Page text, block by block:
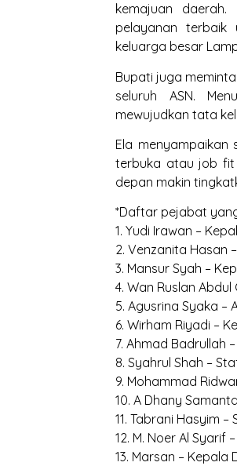
kemajuan
pelayanan terbaik
keluarga besar
Bupati juga
seluruh ASN.
mewujudkan tata
Ela menyampaikan
terbuka atau job fit
depan makin
*Daftar pejabat
1. Yudi Irawan –
2. Venzanita Hasan
3. Mansur Syah –
4. Wan Ruslan
5. Agusrina Syaka –
6. Wirham Riyadi –
7. Ahmad Badrullah
8. Syahrul Shah –
9. Mohammad
10. A Dhany
11. Tabrani Hasyim –
12. M. Noer Al Syarif
13. Marsan –